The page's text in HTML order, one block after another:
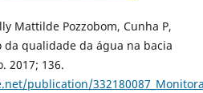
Mattilde Pozzobom, Cunha P,
da qualidade da água na bacia
2017; 136.
publication/